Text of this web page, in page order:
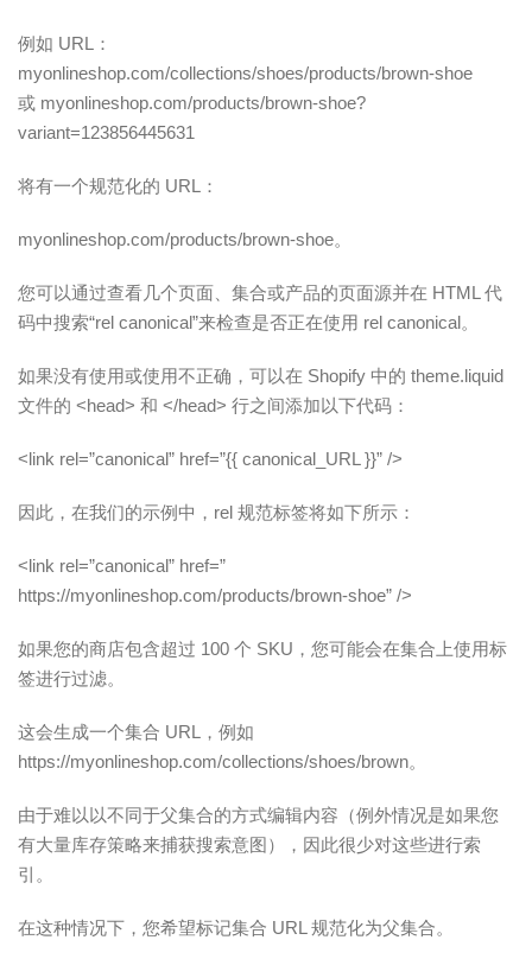
例如 URL：
myonlineshop.com/collections/shoes/products/brown-shoe
或 myonlineshop.com/products/brown-shoe?
variant=123856445631
将有一个规范化的 URL：
myonlineshop.com/products/brown-shoe。
您可以通过查看几个页面、集合或产品的页面源并在 HTML 代
码中搜索“rel canonical”来检查是否正在使用 rel canonical。
如果没有使用或使用不正确，可以在 Shopify 中的 theme.liquid
文件的 <head> 和 </head> 行之间添加以下代码：
<link rel=”canonical” href=”{{ canonical_URL }}” />
因此，在我们的示例中，rel 规范标签将如下所示：
<link rel=”canonical” href=”
https://myonlineshop.com/products/brown-shoe” />
如果您的商店包含超过 100 个 SKU，您可能会在集合上使用标
签进行过滤。
这会生成一个集合 URL，例如
https://myonlineshop.com/collections/shoes/brown。
由于难以以不同于父集合的方式编辑内容（例外情况是如果您
有大量库存策略来捕获搜索意图），因此很少对这些进行索
引。
在这种情况下，您希望标记集合 URL 规范化为父集合。